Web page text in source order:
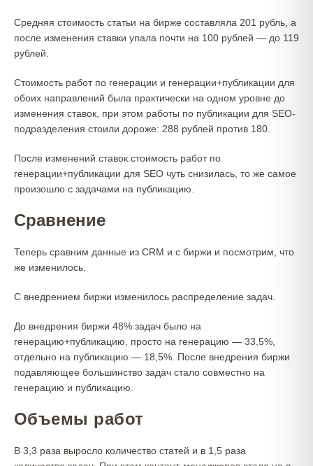
Средняя стоимость статьи на бирже составляла 201 рубль, а
после изменения ставки упала почти на 100 рублей — до 119
рублей.
Стоимость работ по генерации и генерации+публикации для
обоих направлений была практически на одном уровне до
изменения ставок, при этом работы по публикации для SEO-
подразделения стоили дороже: 288 рублей против 180.
После изменений ставок стоимость работ по
генерации+публикации для SEO чуть снизилась, то же самое
произошло с задачами на публикацию.
Сравнение
Теперь сравним данные из CRM и с биржи и посмотрим, что
же изменилось.
С внедрением биржи изменилось распределение задач.
До внедрения биржи 48% задач было на
генерацию+публикацию, просто на генерацию — 33,5%,
отдельно на публикацию — 18,5%. После внедрения биржи
подавляющее большинство задач стало совместно на
генерацию и публикацию.
Объемы работ
В 3,3 раза выросло количество статей и в 1,5 раза